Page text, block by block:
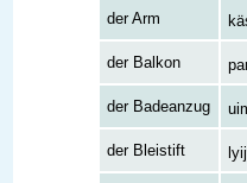
der Arm
der Balkon
der Badeanzug
der Bleistift